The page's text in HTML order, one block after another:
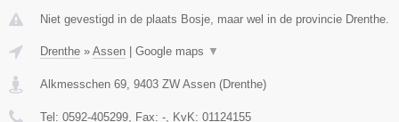
Niet gevestigd in de plaats Bosje, maar wel in de provincie Drenthe.
Drenthe » Assen Google maps ▼
Alkmesschen 69 9403 ZW Assen (Drenthe)
Tel: 0592-405299 , Fax: - , KvK: 01124155